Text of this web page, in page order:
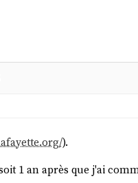
).
1 an après que j'ai